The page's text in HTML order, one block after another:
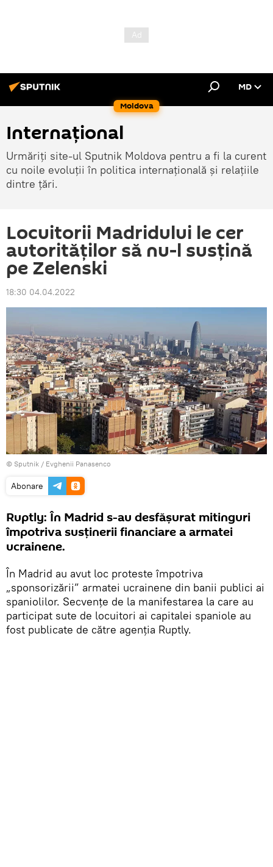
Moldova
MD
Internațional
Urmăriți site-ul Sputnik Moldova pentru a fi la curent
cu noile evoluții în politica internațională și relațiile
dintre țări.
Locuitorii Madridului le cer
autorităților să nu-l susțină
pe Zelenski
18:30 04.04.2022
© Sputnik / Evghenii Panasenco
Abonare
Ruptly: În Madrid s-au desfășurat mitinguri
împotriva susținerii financiare a armatei
ucrainene.
În Madrid au avut loc proteste împotriva
„sponsorizării” armatei ucrainene din banii publici ai
spaniolilor. Secvențe de la manifestarea la care au
participat sute de locuitori ai capitalei spaniole au
fost publicate de către agenția Ruptly.